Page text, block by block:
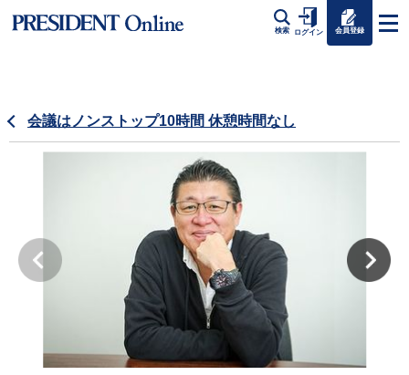
検索 ログイン 会員登録
会議はノンストップ10時間 休憩時間なし